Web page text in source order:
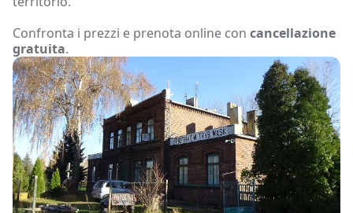
Confronta i prezzi e prenota online con cancellazione
gratuita.